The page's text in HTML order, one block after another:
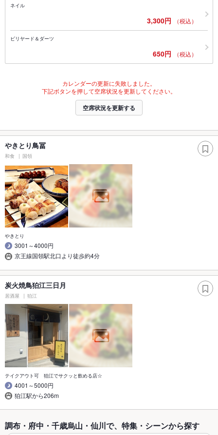
ネイル
3,300円 （税込）
ビリヤード＆ダーツ
650円 （税込）
カレンダーの更新に失敗しました。
下記ボタンを押して空席状況を更新してください。
空席状況を更新する
やきとり鳥冨
和食 国領
やきとり
3001～4000円
京王線国領駅北口より徒歩約4分
炭火焼鳥狛江三日月
居酒屋 狛江
テイクアウト可 狛江でサクッと飲める店☆
4001～5000円
狛江駅から206m
調布・府中・千歳烏山・仙川で、特集・シーンから探す